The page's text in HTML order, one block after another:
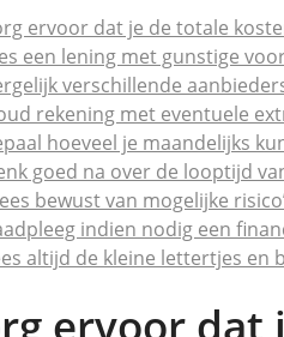
ervoor dat je de totale
een lening met gunstige
verschillende
rekening met eventuele
hoeveel je maandelijks
goed na over de looptijd
bewust van mogelijke
indien nodig een
altijd de kleine lettertjes en
ervoor dat